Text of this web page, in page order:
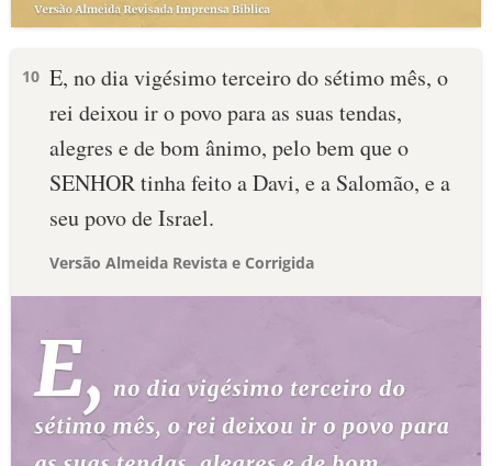
10 E, no dia vigésimo terceiro do sétimo mês, o
rei deixou ir o povo para as suas tendas,
alegres e de bom ânimo, pelo bem que o
SENHOR tinha feito a Davi, e a Salomão, e a
seu povo de Israel.
Versão Almeida Revista e Corrigida